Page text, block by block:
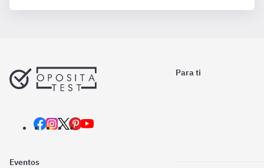
Para ti
Eventos